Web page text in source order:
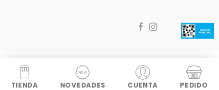
TIENDA NOVEDADES CUENTA PEDIDO